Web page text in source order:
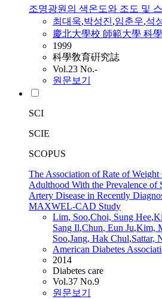
조명광원의 색온도와 조도 및
최대욱,박성진,임춘우,석
慶北大學校 師範大學 科
1999
科學敎育硏究誌
Vol.23 No.-
원문보기
SCI
SCIE
SCOPUS
The Association of Rate of
Adulthood With the Prevalence of
Artery Disease in Recently
MAXWEL-CAD Study
Lim, Soo,Choi, Sung Hee,
Sang Il,Chun, Eun Ju,Kim,
Soo,Jang, Hak Chul,Sattar,
American Diabetes
2014
Diabetes care
Vol.37 No.9
원문보기